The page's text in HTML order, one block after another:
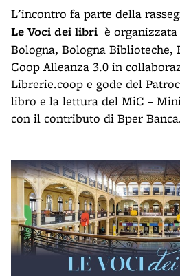
L'incontro fa parte della
Le Voci dei libri è
Bologna, Bologna Biblioteche,
Coop Alleanza 3.0 in
Librerie.coop e gode del
libro e la lettura del MiC –
con il contributo di Bper